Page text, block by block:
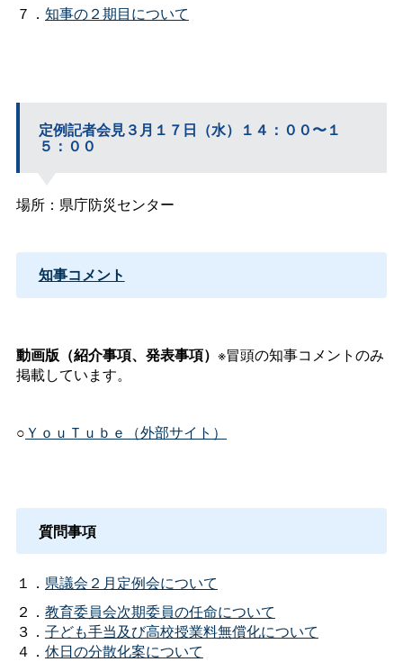
７． 知事の２期目について
定例記者会見３月１７日（水）１４：００〜１
５：００
場所：県庁防災センター
知事コメント
動画版（紹介事項、発表事項） ※冒頭の知事コメントのみ
掲載しています。
○ＹｏｕＴｕｂｅ（外部サイト）
質問事項
１． 県議会２月定例会について
２． 教育委員会次期委員の任命について
３． 子ども手当及び高校授業料無償化について
４． 休日の分散化案について